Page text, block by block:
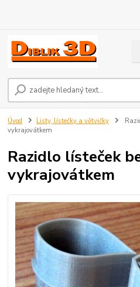
Úvod Listy, lístečky a větvičky
vykrajovátkem
Razidlo lísteček
vykrajovátkem